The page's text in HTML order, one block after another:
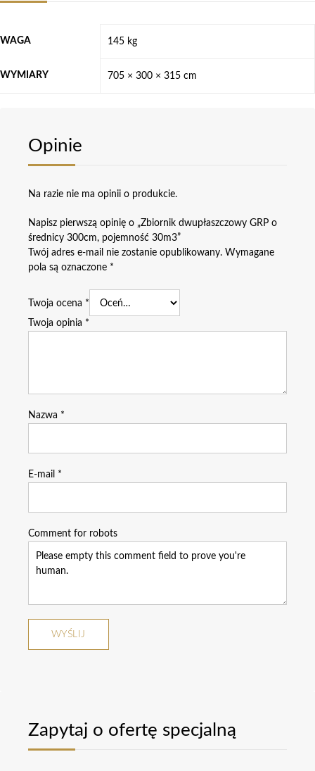
WAGA 145 kg
WYMIARY 705 × 300 × 315 cm
Opinie
Na razie nie ma opinii o produkcie.
Napisz pierwszą opinię o „Zbiornik dwupłaszczowy GRP o
średnicy 300cm, pojemność 30m3”
Twój adres e-mail nie zostanie opublikowany. Wymagane
pola są oznaczone *
Twoja ocena *
Twoja opinia *
Nazwa *
E-mail *
Comment for robots
Zapytaj o ofertę specjalną